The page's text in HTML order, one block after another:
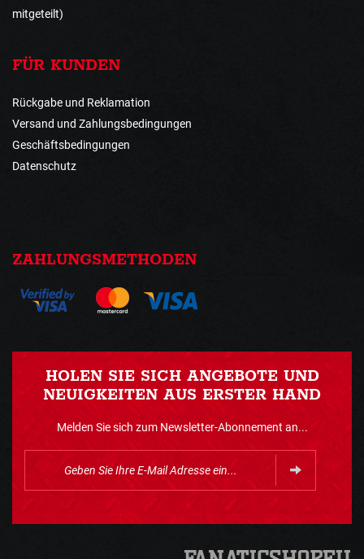
mitgeteilt)
FÜR KUNDEN
Rückgabe und Reklamation
Versand und Zahlungsbedingungen
Geschäftsbedingungen
Datenschutz
ZAHLUNGSMETHODEN
HOLEN SIE SICH ANGEBOTE UND
NEUIGKEITEN AUS ERSTER HAND
Melden Sie sich zum Newsletter-Abonnement an...